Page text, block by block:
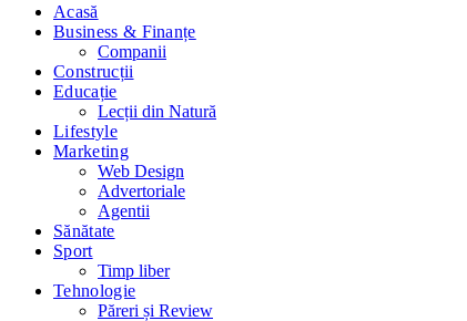
Acasă
Business & Finanțe
Companii
Construcții
Educație
Lecții din Natură
Lifestyle
Marketing
Web Design
Advertoriale
Agentii
Sănătate
Sport
Timp liber
Tehnologie
Păreri și Review